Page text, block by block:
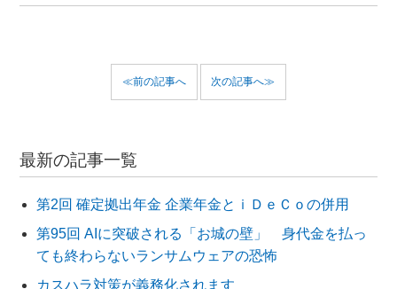
≪前の記事へ 次の記事へ≫
最新の記事一覧
第2回 確定拠出年金 企業年金とｉＤｅＣｏの併用
第95回 AIに突破される「お城の壁」 身代金を払っ
ても終わらないランサムウェアの恐怖
カスハラ対策が義務化されます